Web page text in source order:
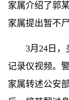
家属介绍了郭
家属提出暂不
3月24日
记录仪视频。
家属转述公安